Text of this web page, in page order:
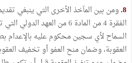
8. ومن بين المآخذ الأخرى التي ينبغي
الفقرة 4 من المادة 6 من
السماح لأي سجين محكوم عليه بالإعدام
العقوبة، وضمان منح العفو أو تخفيف